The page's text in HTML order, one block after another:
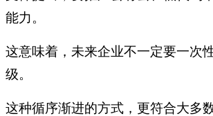
能力。
这意味着，未来企业不一定要一次
级。
这种循序渐进的方式，更符合大多